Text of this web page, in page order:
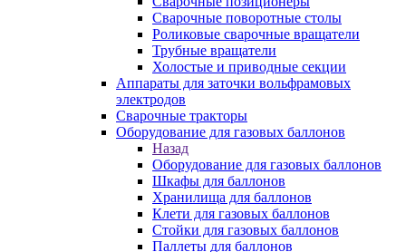
Сварочные поворотные столы
Роликовые сварочные вращатели
Трубные вращатели
Холостые и приводные секции
Аппараты для заточки вольфрамовых
электродов
Сварочные тракторы
Оборудование для газовых баллонов
Назад
Оборудование для газовых баллонов
Шкафы для баллонов
Хранилища для баллонов
Клети для газовых баллонов
Стойки для газовых баллонов
Паллеты для баллонов